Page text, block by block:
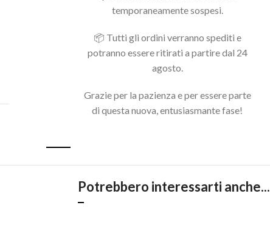
temporaneamente sospesi.
📦 Tutti gli ordini verranno spediti e
potranno essere ritirati a partire dal 24
agosto.
Grazie per la pazienza e per essere parte
di questa nuova, entusiasmante fase!
Potrebbero interessarti anche...